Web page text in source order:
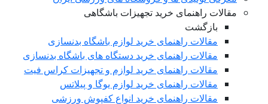
مقالات راهنمای خرید تجهیزات باشگاهی
بازگشت
مقالات راهنمای خرید لوازم باشگاه بدنسازی
مقالات راهنمای خرید دستگاه های باشگاه بدنسازی
مقالات راهنمای خرید لوازم و تجهیزات کراس فیت
مقالات راهنمای خرید لوازم یوگا و پیلاتس
مقالات راهنمای خرید انواع کفپوش ورزشی